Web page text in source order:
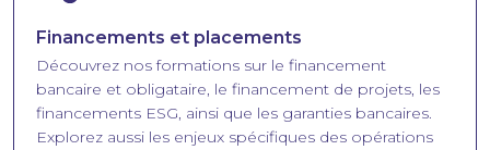
Financements et placements
Découvrez nos formations sur le financement
bancaire et obligataire, le financement de projets, les
financements ESG, ainsi que les garanties bancaires.
Explorez aussi les enjeux spécifiques des opérations